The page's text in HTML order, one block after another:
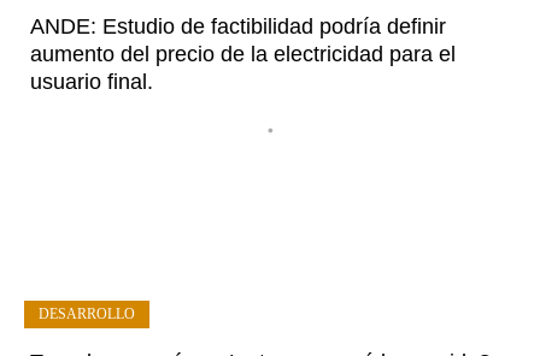
ANDE: Estudio de factibilidad podría definir
aumento del precio de la electricidad para el
usuario final.
•
DESARROLLO